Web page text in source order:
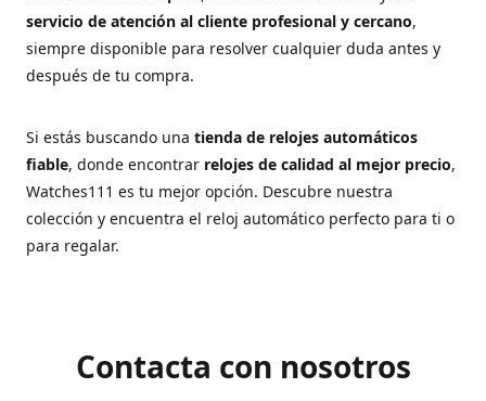
servicio de atención al cliente profesional y cercano,
siempre disponible para resolver cualquier duda antes y
después de tu compra.
Si estás buscando una tienda de relojes automáticos
fiable, donde encontrar relojes de calidad al mejor precio,
Watches111 es tu mejor opción. Descubre nuestra
colección y encuentra el reloj automático perfecto para ti o
para regalar.
Contacta con nosotros